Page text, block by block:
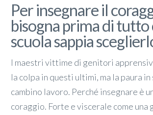
Per insegnare il
bisogna prima di tutto
scuola sappia
I maestri vittime di genitori
la colpa in questi ultimi, ma la paura in
cambino lavoro. Perché insegnare è
coraggio. Forte e viscerale come una